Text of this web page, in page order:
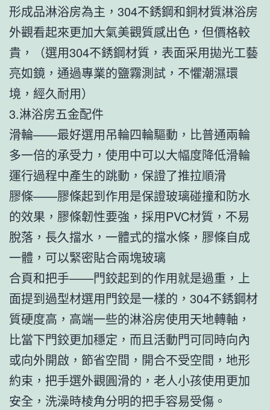
形成品淋浴房為主，304不銹鋼和銅材質淋浴房
外觀看起來更加大氣美觀質感出色，但價格較
貴，（選用304不銹鋼材質，表面采用拋光工藝
亮如鏡，通過專業的鹽霧測試，不懼潮濕環
境，經久耐用）
3.淋浴房五金配件
滑輪——最好選用吊輪四輪驅動，比普通兩輪
多一倍的承受力，使用中可以大幅度降低滑輪
運行過程中產生的跳動，保證了推拉順滑
膠條——膠條起到作用是保證玻璃碰撞和防水
的效果，膠條韌性要強，採用PVC材質，不易
脫落，長久擋水，一體式的擋水條，膠條自成
一體，可以緊密貼合兩塊玻璃
合頁和把手——門鉸起到的作用就是過重，上
面提到過型材選用門鉸是一樣的，304不銹鋼材
質硬度高，高端一些的淋浴房使用天地轉軸，
比當下門鉸更加穩定，而且活動門可同時向內
或向外開啟，節省空間，開合不受空間，地形
約束，把手選外觀圓滑的，老人小孩使用更加
安全，洗澡時棱角分明的把手容易受傷。